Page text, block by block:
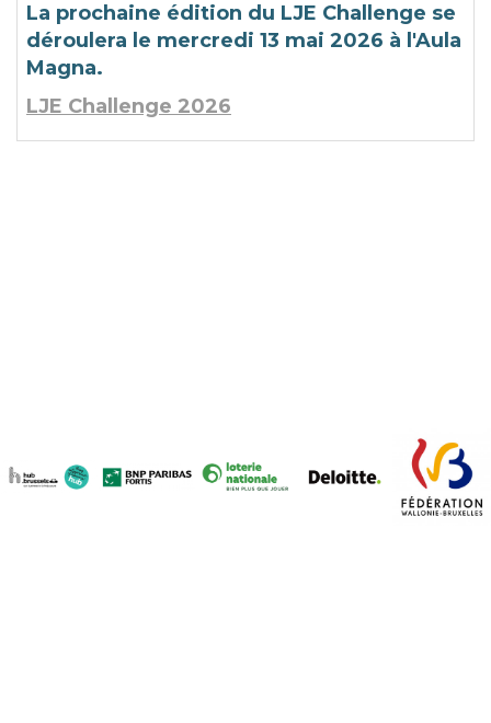
La prochaine édition du LJE Challenge se
déroulera le mercredi 13 mai 2026 à l'Aula
Magna.
LJE Challenge 2026